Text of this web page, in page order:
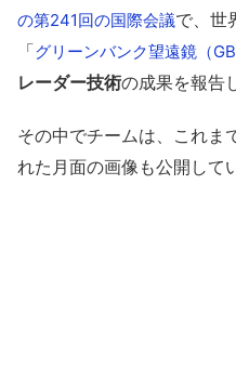
の第241回の国際会議で、世
「グリーンバンク望遠鏡（
レーダー技術の成果を報告
その中でチームは、これま
れた月面の画像も公開して